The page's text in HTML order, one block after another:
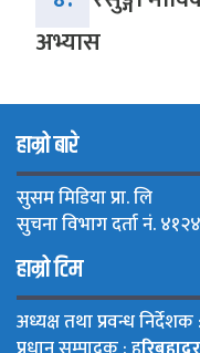
अभ्यास
हाम्रो बारे
सुसम मिडिया प्रा. लि
सुचना विभाग दर्ता नं.
हाम्रो टिम
अध्यक्ष तथा प्रवन्ध निर्देशक :